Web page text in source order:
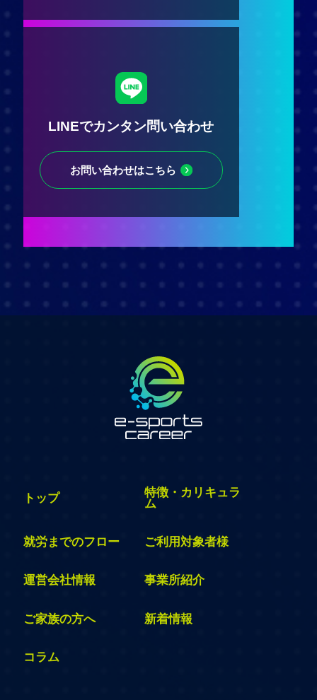
LINEでカンタン問い合わせ
お問い合わせはこちら
トップ
特徴・カリキュラ
ム
就労までのフロー ご利用対象者様
運営会社情報 事業所紹介
ご家族の方へ 新着情報
コラム